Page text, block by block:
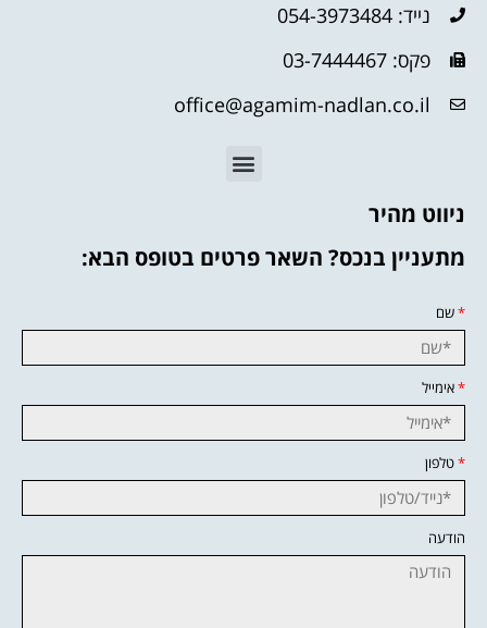
נייד: 054-3973484
פקס: 03-7444467
office@agamim-nadlan.co.il
ניווט מהיר
מתעניין בנכס? השאר פרטים בטופס הבא:
*שם
*אימייל
*טלפון
הודעה